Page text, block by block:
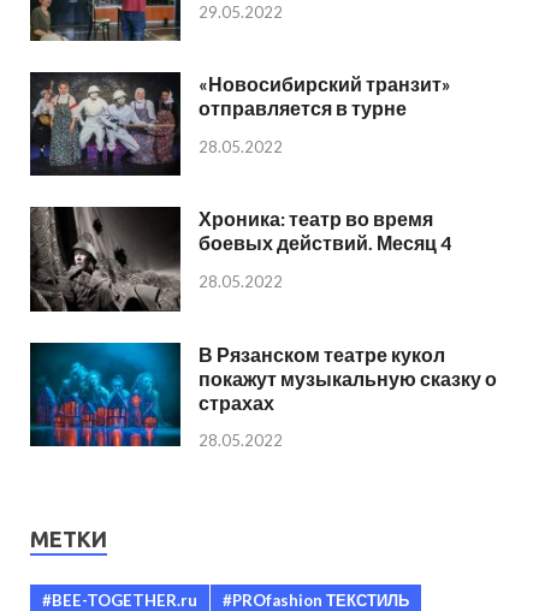
29.05.2022
«Новосибирский транзит»
отправляется в турне
28.05.2022
Хроника: театр во время
боевых действий. Месяц 4
28.05.2022
В Рязанском театре кукол
покажут музыкальную сказку о
страхах
28.05.2022
МЕТКИ
#BEE-TOGETHER.ru
#PROfashion ТЕКСТИЛЬ